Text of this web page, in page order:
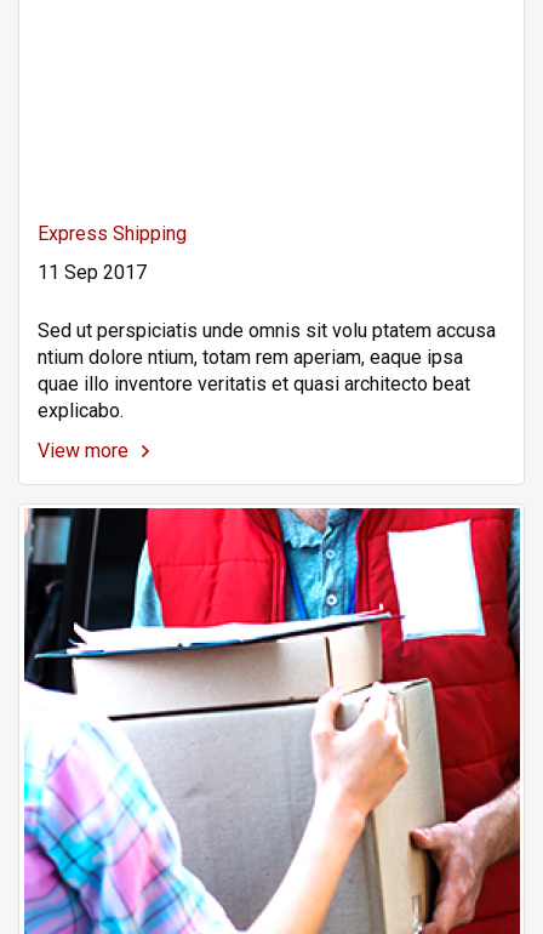
Express Shipping
11 Sep 2017
Sed ut perspiciatis unde omnis sit volu ptatem accusa
ntium dolore ntium, totam rem aperiam, eaque ipsa
quae illo inventore veritatis et quasi architecto beat
explicabo.
View more